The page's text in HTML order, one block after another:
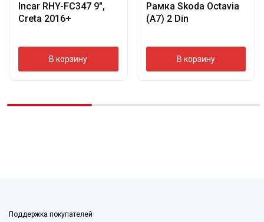
Incar RHY-FC347 9″,
Creta 2016+
В корзину
Рамка Skoda Octavia
(A7) 2 Din
В корзину
Поддержка покупателей